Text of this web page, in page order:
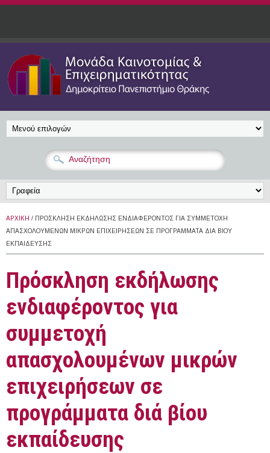
Παράκαμψη προς το κυρίως περιεχόμενο
ΑΡΧΙΚΉ / ΠΡΌΣΚΛΗΣΗ ΕΚΔΉΛΩΣΗΣ ΕΝΔΙΑΦΈΡΟΝΤΟΣ ΓΙΑ ΣΥΜΜΕΤΟΧΉ
ΑΠΑΣΧΟΛΟΥΜΈΝΩΝ ΜΙΚΡΏΝ ΕΠΙΧΕΙΡΉΣΕΩΝ ΣΕ ΠΡΟΓΡΆΜΜΑΤΑ ΔΙΆ ΒΊΟΥ
ΕΚΠΑΊΔΕΥΣΗΣ
Πρόσκληση εκδήλωσης
ενδιαφέροντος για
συμμετοχή
απασχολουμένων μικρών
επιχειρήσεων σε
προγράμματα διά βίου
εκπαίδευσης